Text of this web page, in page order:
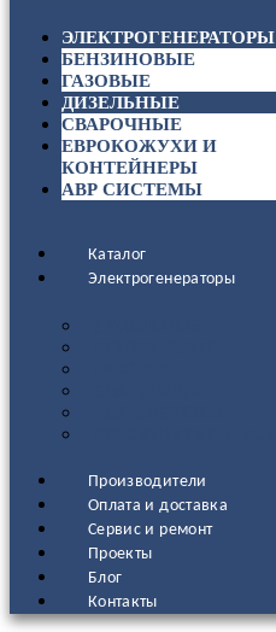
ЭЛЕКТРОГЕНЕРАТОРЫ
БЕНЗИНОВЫЕ
ГАЗОВЫЕ
ДИЗЕЛЬНЫЕ
СВАРОЧНЫЕ
ЕВРОКОЖУХИ И
КОНТЕЙНЕРЫ
АВР СИСТЕМЫ
Каталог
Электрогенераторы
Производители
Оплата и доставка
Сервис и ремонт
Проекты
Блог
Контакты